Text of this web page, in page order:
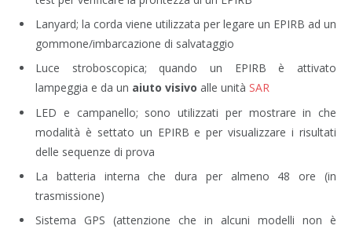
Lanyard; la corda viene utilizzata per legare un EPIRB ad un
gommone/imbarcazione di salvataggio
Luce stroboscopica; quando un EPIRB è attivato
lampeggia e da un aiuto visivo alle unità SAR
LED e campanello; sono utilizzati per mostrare in che
modalità è settato un EPIRB e per visualizzare i risultati
delle sequenze di prova
La batteria interna che dura per almeno 48 ore (in
trasmissione)
Sistema GPS (attenzione che in alcuni modelli non è